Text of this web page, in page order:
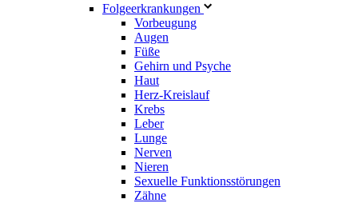
Folgeerkrankungen
Vorbeugung
Augen
Füße
Gehirn und Psyche
Haut
Herz-Kreislauf
Krebs
Leber
Lunge
Nerven
Nieren
Sexuelle Funktionsstörungen
Zähne